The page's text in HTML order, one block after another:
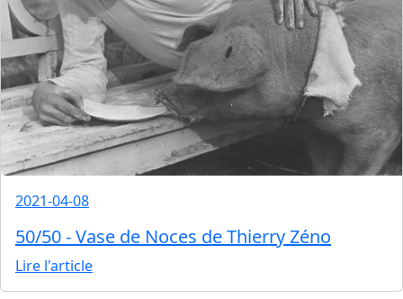
2021-04-08
50/50 - Vase de Noces de Thierry Zéno
Lire l'article